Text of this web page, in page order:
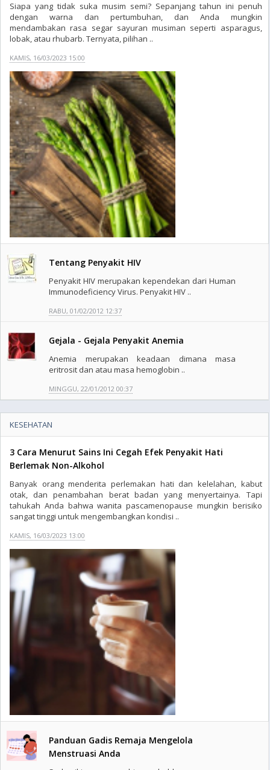
Siapa yang tidak suka musim semi? Sepanjang tahun ini penuh
dengan warna dan pertumbuhan, dan Anda mungkin
mendambakan rasa segar sayuran musiman seperti asparagus,
lobak, atau rhubarb. Ternyata, pilihan ..
KAMIS, 16/03/2023 15:00
Tentang Penyakit HIV
Penyakit HIV merupakan kependekan dari Human
Immunodeficiency Virus. Penyakit HIV ..
RABU, 01/02/2012 12:37
Gejala - Gejala Penyakit Anemia
Anemia merupakan keadaan dimana masa
eritrosit dan atau masa hemoglobin ..
MINGGU, 22/01/2012 00:37
KESEHATAN
3 Cara Menurut Sains Ini Cegah Efek Penyakit Hati
Berlemak Non-Alkohol
Banyak orang menderita perlemakan hati dan kelelahan, kabut
otak, dan penambahan berat badan yang menyertainya. Tapi
tahukah Anda bahwa wanita pascamenopause mungkin berisiko
sangat tinggi untuk mengembangkan kondisi ..
KAMIS, 16/03/2023 13:00
Panduan Gadis Remaja Mengelola
Menstruasi Anda